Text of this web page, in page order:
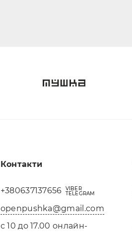
Контакти
+380637137656 VIBER
TELEGRAM
openpushka@gmail.com
с 10 до 17.00 онлайн-